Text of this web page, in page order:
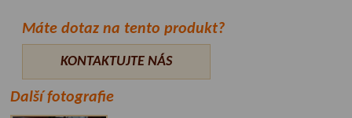
Máte dotaz na tento produkt?
KONTAKTUJTE NÁS
Další fotografie